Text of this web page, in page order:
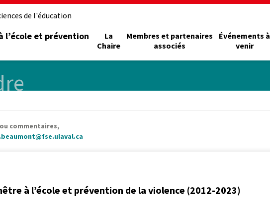
de l'éducation
l’école et prévention
La
Chaire
Membres et partenaires
associés
Événements à
venir
commentaires,
à l’école et prévention de la violence (2012-2023)